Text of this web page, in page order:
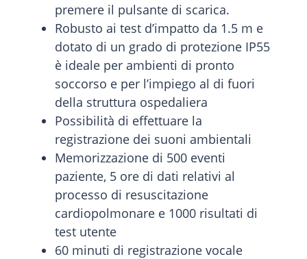
premere il pulsante di scarica.
Robusto ai test d’impatto da 1.5 m e
dotato di un grado di protezione IP55
è ideale per ambienti di pronto
soccorso e per l’impiego al di fuori
della struttura ospedaliera
Possibilità di effettuare la
registrazione dei suoni ambientali
Memorizzazione di 500 eventi
paziente, 5 ore di dati relativi al
processo di resuscitazione
cardiopolmonare e 1000 risultati di
test utente
60 minuti di registrazione vocale